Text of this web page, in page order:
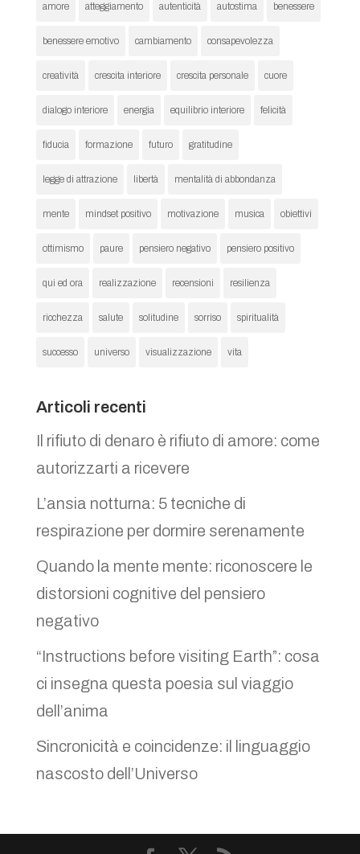
amore atteggiamento autenticità autostima benessere
benessere emotivo cambiamento consapevolezza
creatività crescita interiore crescita personale cuore
dialogo interiore energia equilibrio interiore felicità
fiducia formazione futuro gratitudine
legge di attrazione libertà mentalità di abbondanza
mente mindset positivo motivazione musica obiettivi
ottimismo paure pensiero negativo pensiero positivo
qui ed ora realizzazione recensioni resilienza
ricchezza salute solitudine sorriso spiritualità
successo universo visualizzazione vita
Articoli recenti
Il rifiuto di denaro è rifiuto di amore: come
autorizzarti a ricevere
L’ansia notturna: 5 tecniche di
respirazione per dormire serenamente
Quando la mente mente: riconoscere le
distorsioni cognitive del pensiero
negativo
“Instructions before visiting Earth”: cosa
ci insegna questa poesia sul viaggio
dell’anima
Sincronicità e coincidenze: il linguaggio
nascosto dell’Universo